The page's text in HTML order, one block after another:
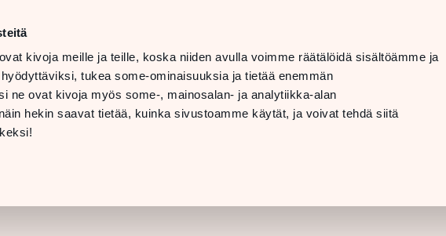
kivoja meille ja teille, koska niiden avulla voimme räätälöidä sisältöämme ja
tukea some-ominaisuuksia ja tietää enemmän
ne ovat kivoja myös some-, mainosalan- ja analytiikka-alan
hekin saavat tietää, kuinka sivustoamme käytät, ja voivat tehdä siitä
[BUTIKSINFORMATION]
INFO OCH